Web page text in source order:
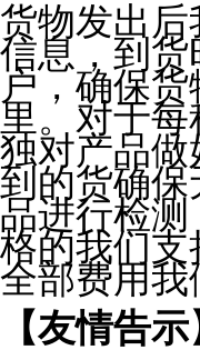
货物发出
信息，到货
户，确保
里。对于
独对产品
到的货确
品进行检
格的我们支
全部费用我
【友情告示